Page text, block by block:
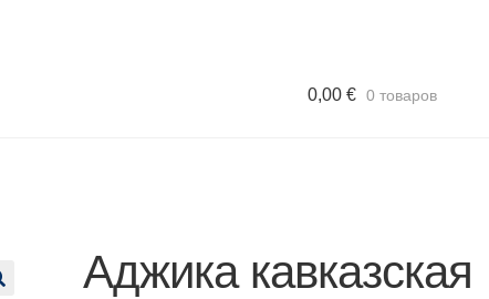
0,00 € 0 товаров
Аджика кавказская